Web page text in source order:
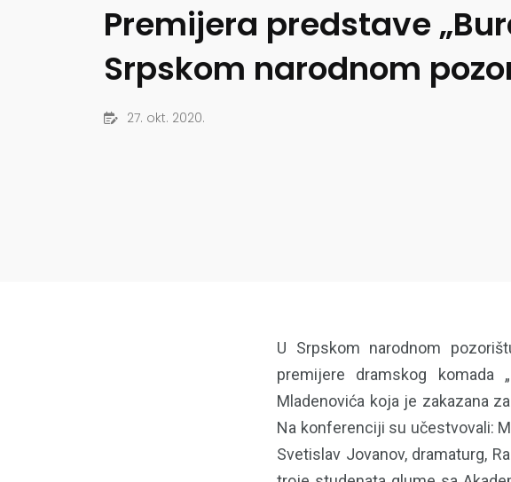
Premijera predstave
Srpskom narodnom
27. okt. 2020.
U Srpskom narodnom
premijere dramskog komada
Mladenovića koja je zakazana
Na konferenciji su učestvovali:
Svetislav Jovanov, dramaturg,